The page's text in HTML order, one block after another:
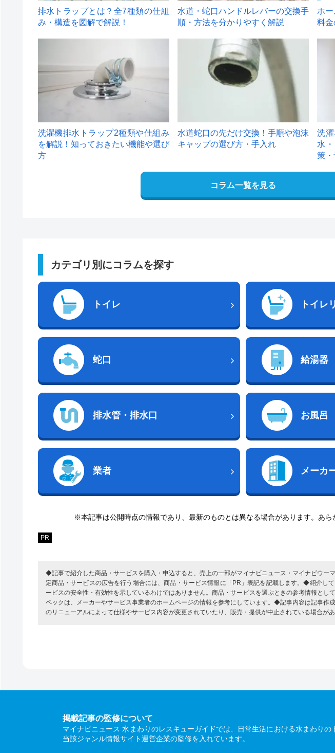
排水トラップとは？全7種類の仕組
み・構造を図解で解説！
水道・蛇口ハンドルレバーの交換手
順・方法を分かりやすく解説
ホー
料金
洗濯機排水トラップ2種類や仕組み
を解説！知っておきたい機能や選び
方
水道蛇口の先だけ交換！手順や泡沫
キャップの選び方・手入れ
洗
水
策・
コラム一覧を見る
カテゴリ別にコラムを探す
トイレ トイレ
蛇口 給湯器
排水管・排水口 お風呂
業者 メーカ
※本記事は公開時点の情報であり、最新のものとは異なる場合があります。あら
PR
◆記事で紹介した商品・サービスを購入・申込すると、売上の一部がマイナビニュース・マイナビウー
定商品・サービスの広告を行う場合には、商品・サービス情報に「PR」表記を記載します。◆紹介し
ービスの安全性・有効性を示しているわけではありません。商品・サービスを選ぶときの参考情報とし
ペックは、メーカーやサービス事業者のホームページの情報を参考にしています。◆記事内容は記事作
のリニューアルによって仕様やサービス内容が変更されていたり、販売・提供が中止されている場合があ
掲載記事の監修について
マイナビニュース 水まわりのレスキューガイドでは、日常生活における水まわり
当該ジャンル情報サイト運営企業の監修を入れています。